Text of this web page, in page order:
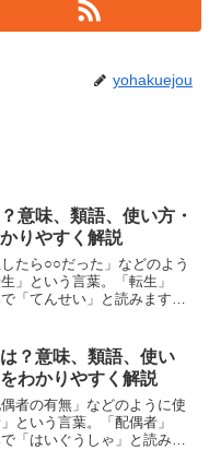
yohakuejou
意味、類語、使い方・
りやすく解説
たら○○だった」などのよう
」という言葉。「転生」
「てんせい」と読みます。
語について、小説などの用
がら、わかり...
？意味、類語、使い
わかりやすく解説
者の有無」などのように使
という言葉。「配偶者」
「はいぐうしゃ」と読みま